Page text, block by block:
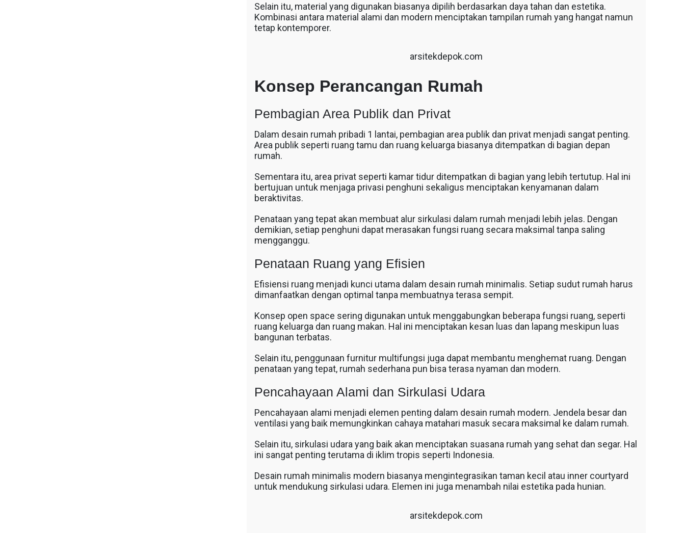
Selain itu, material yang digunakan biasanya dipilih berdasarkan daya tahan dan estetika.
Kombinasi antara material alami dan modern menciptakan tampilan rumah yang hangat namun
tetap kontemporer.
arsitekdepok.com
Konsep Perancangan Rumah
Pembagian Area Publik dan Privat
Dalam desain rumah pribadi 1 lantai, pembagian area publik dan privat menjadi sangat penting.
Area publik seperti ruang tamu dan ruang keluarga biasanya ditempatkan di bagian depan
rumah.
Sementara itu, area privat seperti kamar tidur ditempatkan di bagian yang lebih tertutup. Hal ini
bertujuan untuk menjaga privasi penghuni sekaligus menciptakan kenyamanan dalam
beraktivitas.
Penataan yang tepat akan membuat alur sirkulasi dalam rumah menjadi lebih jelas. Dengan
demikian, setiap penghuni dapat merasakan fungsi ruang secara maksimal tanpa saling
mengganggu.
Penataan Ruang yang Efisien
Efisiensi ruang menjadi kunci utama dalam desain rumah minimalis. Setiap sudut rumah harus
dimanfaatkan dengan optimal tanpa membuatnya terasa sempit.
Konsep open space sering digunakan untuk menggabungkan beberapa fungsi ruang, seperti
ruang keluarga dan ruang makan. Hal ini menciptakan kesan luas dan lapang meskipun luas
bangunan terbatas.
Selain itu, penggunaan furnitur multifungsi juga dapat membantu menghemat ruang. Dengan
penataan yang tepat, rumah sederhana pun bisa terasa nyaman dan modern.
Pencahayaan Alami dan Sirkulasi Udara
Pencahayaan alami menjadi elemen penting dalam desain rumah modern. Jendela besar dan
ventilasi yang baik memungkinkan cahaya matahari masuk secara maksimal ke dalam rumah.
Selain itu, sirkulasi udara yang baik akan menciptakan suasana rumah yang sehat dan segar. Hal
ini sangat penting terutama di iklim tropis seperti Indonesia.
Desain rumah minimalis modern biasanya mengintegrasikan taman kecil atau inner courtyard
untuk mendukung sirkulasi udara. Elemen ini juga menambah nilai estetika pada hunian.
arsitekdepok.com